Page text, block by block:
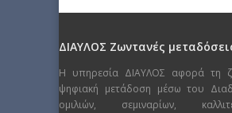
ΔΙΑΥΛΟΣ Ζωντανές
Η υπηρεσία ΔΙΑΥΛΟΣ αφορά τη
ψηφιακή μετάδοση μέσω του
ομιλιών, σεμιναρίων,